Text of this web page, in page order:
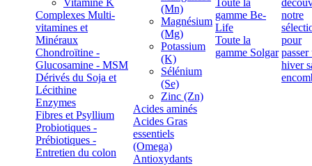
Vitamine K
Complexes Multi-
vitamines et
Minéraux
Chondroïtine -
Glucosamine - MSM
Dérivés du Soja et
Lécithine
Enzymes
Fibres et Psyllium
Probiotiques -
Prébiotiques -
Entretien du colon
(Mn)
Magnésium
(Mg)
Potassium
(K)
Sélénium
(Se)
Zinc (Zn)
Acides aminés
Acides Gras
essentiels
(Omega)
Antioxydants
Toute la
gamme Be-
Life
Toute la
gamme Solgar